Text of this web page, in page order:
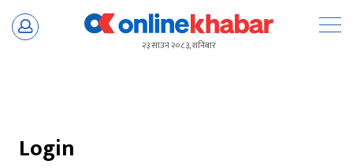
Skip
२३ साउन २०८३, शनिबार
Login